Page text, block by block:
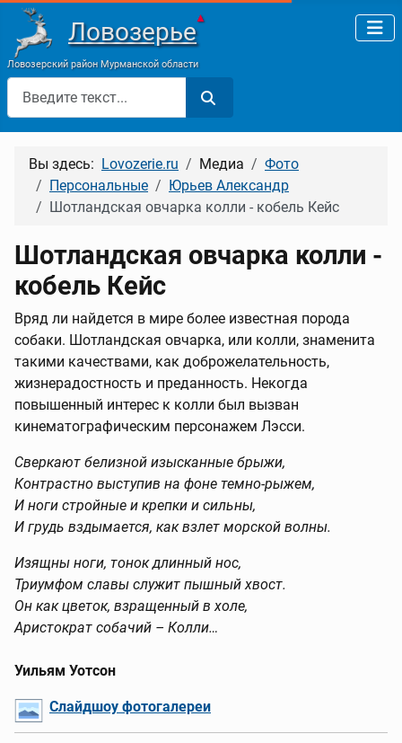
Ловозерье▲
Ловозерский район Мурманской области
Поиск
Вы здесь: Lovozerie.ru Медиа
Фото
Персональные
Юрьев Александр
Шотландская овчарка колли - кобель Кейс
Шотландская овчарка колли -
кобель Кейс
Вряд ли найдется в мире более известная порода
собаки. Шотландская овчарка, или колли, знаменита
такими качествами, как доброжелательность,
жизнерадостность и преданность. Некогда
повышенный интерес к колли был вызван
кинематографическим персонажем Лэсси.
Сверкают белизной изысканные брыжи,
Контрастно выступив на фоне темно-рыжем,
И ноги стройные и крепки и сильны,
И грудь вздымается, как взлет морской волны.
Изящны ноги, тонок длинный нос,
Триумфом славы служит пышный хвост.
Он как цветок, взращенный в холе,
Аристократ собачий – Колли…
Уильям Уотсон
Слайдшоу фотогалереи